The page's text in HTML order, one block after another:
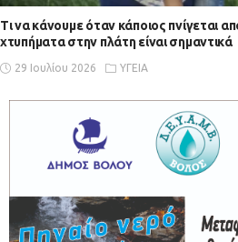
Τι να κάνουμε όταν κάποιος πνίγεται
χτυπήματα στην πλάτη είναι σημαντικά
29 Ιουλίου 2026 ΥΓΕΙΑ